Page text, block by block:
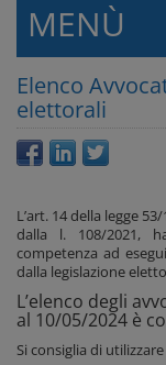
MENÙ
Elenco
elettorali
L’art. 14 della legge
dalla l. 108/2021,
competenza ad
dalla legislazione
L’elenco degli
al 10/05/2024 è
Si consiglia di